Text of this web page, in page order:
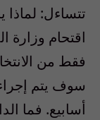
تتساءل: لماذا
اقتحام وزارة
فقط من
سوف يتم إجراء
أسابيع. فما